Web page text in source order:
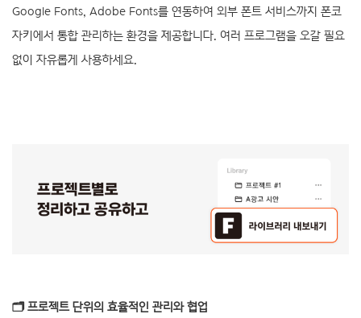
Google Fonts, Adobe Fonts를 연동하여 외부 폰트 서비스까지 폰코
자키에서 통합 관리하는 환경을 제공합니다. 여러 프로그램을 오갈 필요
없이 자유롭게 사용하세요.
🗂️ 프로젝트 단위의 효율적인 관리와 협업